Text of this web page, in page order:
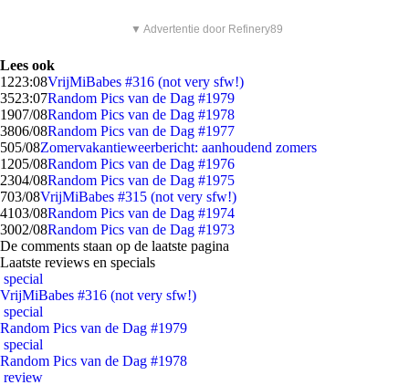
▼ Advertentie door Refinery89
Lees ook
1223:08VrijMiBabes #316 (not very sfw!)
3523:07Random Pics van de Dag #1979
1907/08Random Pics van de Dag #1978
3806/08Random Pics van de Dag #1977
505/08Zomervakantieweerbericht: aanhoudend zomers
1205/08Random Pics van de Dag #1976
2304/08Random Pics van de Dag #1975
703/08VrijMiBabes #315 (not very sfw!)
4103/08Random Pics van de Dag #1974
3002/08Random Pics van de Dag #1973
De comments staan op de laatste pagina
Laatste reviews en specials
special
VrijMiBabes #316 (not very sfw!)
special
Random Pics van de Dag #1979
special
Random Pics van de Dag #1978
review